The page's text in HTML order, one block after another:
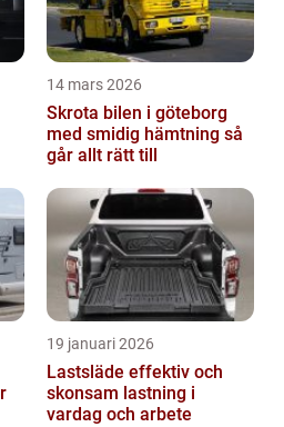
14 mars 2026
Skrota bilen i göteborg
med smidig hämtning så
går allt rätt till
19 januari 2026
Lastsläde effektiv och
skonsam lastning i
vardag och arbete